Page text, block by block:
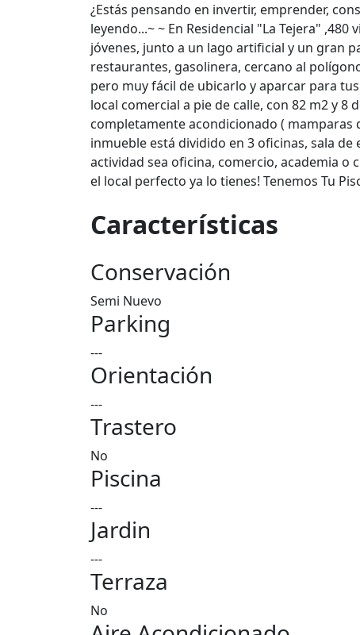
¿Estás pensando en invertir, emprender,
leyendo...~ ~ En Residencial "La Tejera"
jóvenes, junto a un lago artificial y un gran
restaurantes, gasolinera, cercano al
pero muy fácil de ubicarlo y aparcar para
local comercial a pie de calle, con 82 m2 y
completamente acondicionado ( mamparas
inmueble está dividido en 3 oficinas, sala
actividad sea oficina, comercio, academia o
el local perfecto ya lo tienes! Tenemos Tu
Características
Conservación
Semi Nuevo
Parking
---
Orientación
---
Trastero
No
Piscina
---
Jardin
---
Terraza
No